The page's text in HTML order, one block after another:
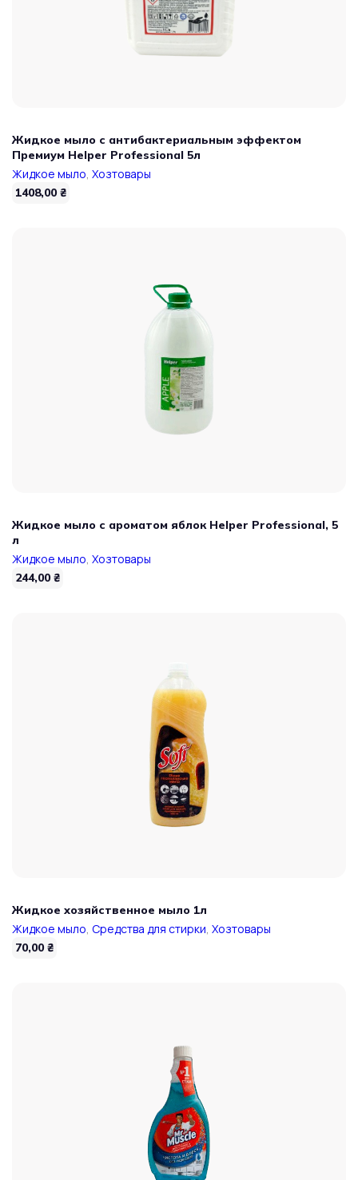
Жидкое мыло с антибактериальным эффектом
Премиум Helper Professional 5л
Жидкое мыло, Хозтовары
1408,00₴
Жидкое мыло с ароматом яблок Helper Professional, 5
л
Жидкое мыло, Хозтовары
244,00₴
Жидкое хозяйственное мыло 1л
Жидкое мыло, Средства для стирки, Хозтовары
70,00₴